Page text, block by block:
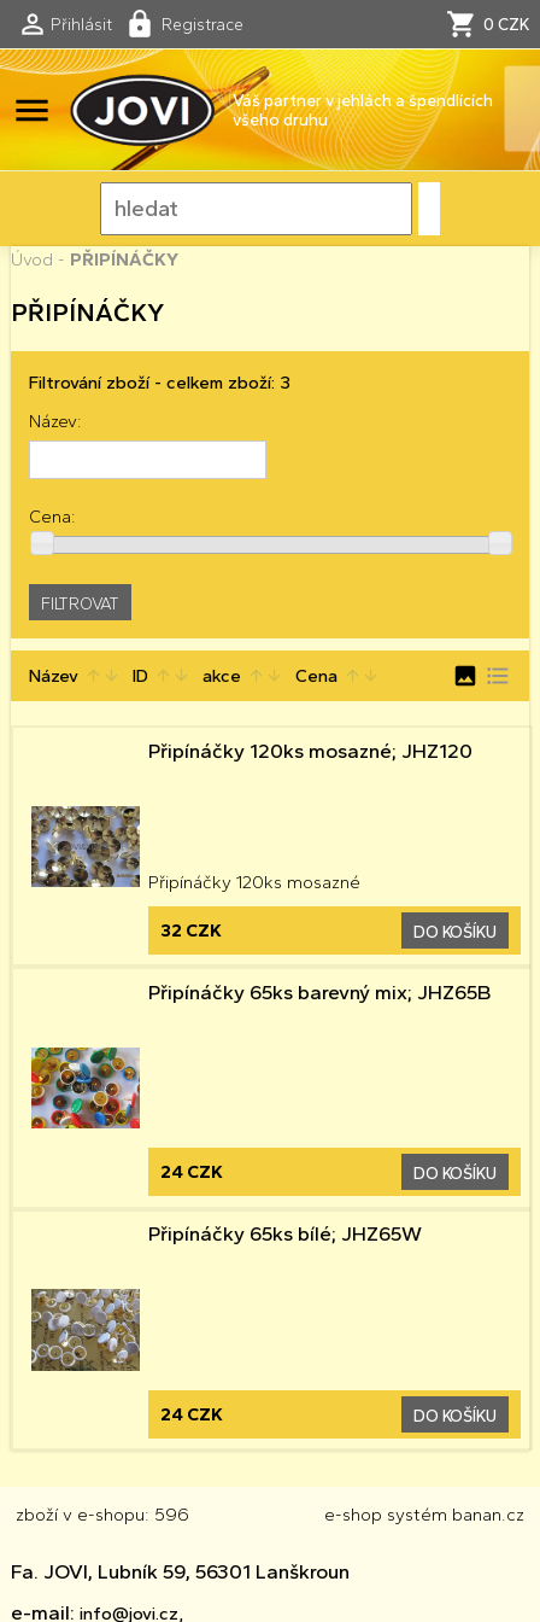
Přihlásit Registrace 0 CZK
menu
Váš partner v jehlách a špendlících
všeho druhu
Úvod - PŘIPÍNÁČKY
PŘIPÍNÁČKY
Filtrování zboží - celkem zboží: 3
Název:
Cena:
Název arrow_upward arrow_downward ID arrow_upward arrow_downward akce arrow_upward arrow_downward Cena arrow_upward arrow_downward image format_list_bulleted
Připínáčky 120ks mosazné; JHZ120
Připínáčky 120ks mosazné
32 CZK DO KOŠÍKU
Připínáčky 65ks barevný mix; JHZ65B
24 CZK DO KOŠÍKU
Připínáčky 65ks bílé; JHZ65W
24 CZK DO KOŠÍKU
zboží v e-shopu: 596 e-shop systém banan.cz
Fa. JOVI, Lubník 59, 56301 Lanškroun
e-mail: info@jovi.cz,